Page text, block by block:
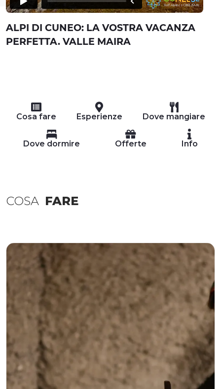
ALPI DI CUNEO: LA VOSTRA VACANZA
PERFETTA. VALLE MAIRA
Cosa fare Esperienze Dove mangiare
Dove dormire Offerte Info
COSA FARE